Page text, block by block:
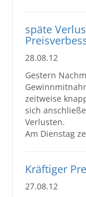
späte
28.08.12
Gestern
zeitweise
sich
Verlusten.
Am Dienstag
Kräftiger
27.08.12